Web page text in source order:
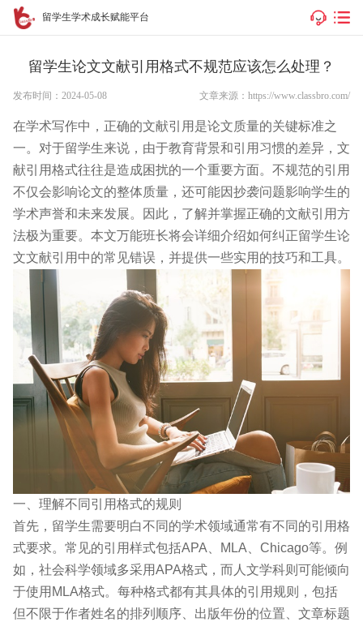
留学生学术成长赋能平台
留学生论文文献引用格式不规范应该怎么处理？
发布时间：2024-05-08 文章来源：https://www.classbro.com/
在学术写作中，正确的文献引用是论文质量的关键标准之
一。对于留学生来说，由于教育背景和引用习惯的差异，文
献引用格式往往是造成困扰的一个重要方面。不规范的引用
不仅会影响论文的整体质量，还可能因抄袭问题影响学生的
学术声誉和未来发展。因此，了解并掌握正确的文献引用方
法极为重要。本文万能班长将会详细介绍如何纠正留学生论
文文献引用中的常见错误，并提供一些实用的技巧和工具。
一、理解不同引用格式的规则
首先，留学生需要明白不同的学术领域通常有不同的引用格
式要求。常见的引用样式包括APA、MLA、Chicago等。例
如，社会科学领域多采用APA格式，而人文学科则可能倾向
于使用MLA格式。每种格式都有其具体的引用规则，包括
但不限于作者姓名的排列顺序、出版年份的位置、文章标题